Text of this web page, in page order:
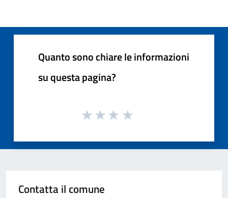
Quanto sono chiare le informazioni
su questa pagina?
Contatta il comune